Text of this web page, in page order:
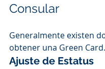
Consular
Generalmente existen
obtener una Green Card.
Ajuste de Estatus